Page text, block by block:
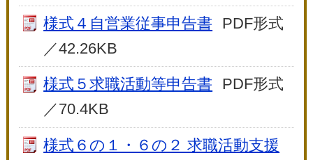
様式４自営業従事申告書
PDF形式
／42.26KB
様式５求職活動等申告書
PDF形式
／70.4KB
様式６の１・６の２ 求職活動支援